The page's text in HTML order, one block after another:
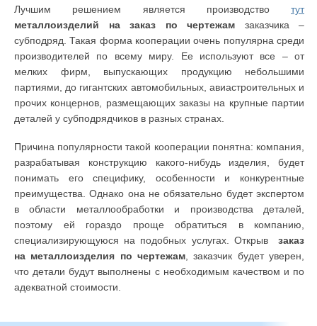
Лучшим решением является производство тут
металлоизделий на заказ по чертежам заказчика –
субподряд. Такая форма кооперации очень популярна среди
производителей по всему миру. Ее используют все – от
мелких фирм, выпускающих продукцию небольшими
партиями, до гигантских автомобильных, авиастроительных и
прочих концернов, размещающих заказы на крупные партии
деталей у субподрядчиков в разных странах.
Причина популярности такой кооперации понятна: компания,
разрабатывая конструкцию какого-нибудь изделия, будет
понимать его специфику, особенности и конкурентные
преимущества. Однако она не обязательно будет экспертом
в области металлообработки и производства деталей,
поэтому ей гораздо проще обратиться в компанию,
специализирующуюся на подобных услугах. Открыв
заказ
на металлоизделия по чертежам , заказчик будет уверен,
что детали будут выполнены с необходимым качеством и по
адекватной стоимости.